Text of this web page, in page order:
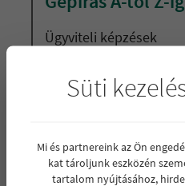
Ügyviteli képzések
sebességet, amely
pontosabb gépelést
Süti
Mi és partnereink az Ön
kat tároljunk eszközén
tartalom nyújtásához,